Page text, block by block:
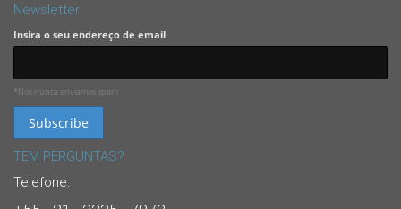
Newsletter
Insira o seu endereço de email
*Nós nunca enviamos spam
TEM PERGUNTAS?
Telefone: